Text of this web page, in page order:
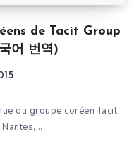
de Tacit Group
어 번역)
du groupe coréen Tacit